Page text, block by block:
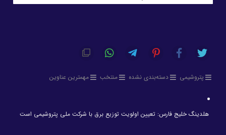
پتروشیمی دسته‌بندی نشده منتخب مهمترین عناوین
هلدینگ خلیج فارس: تعیین اولویت توزیع برق با شرکت ملی پتروشیمی است